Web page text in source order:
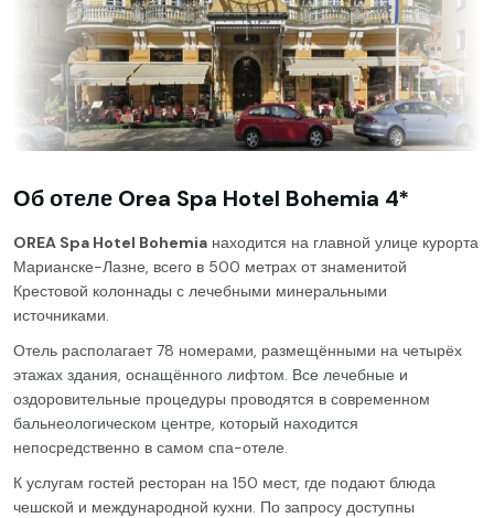
Об отеле Orea Spa Hotel Bohemia 4*
OREA Spa Hotel Bohemia находится на главной улице курорта
Марианске-Лазне, всего в 500 метрах от знаменитой
Крестовой колоннады с лечебными минеральными
источниками.
Отель располагает 78 номерами, размещёнными на четырёх
этажах здания, оснащённого лифтом. Все лечебные и
оздоровительные процедуры проводятся в современном
бальнеологическом центре, который находится
непосредственно в самом спа-отеле.
К услугам гостей ресторан на 150 мест, где подают блюда
чешской и международной кухни. По запросу доступны